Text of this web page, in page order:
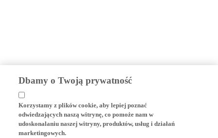
Dbamy o Twoją prywatność
Korzystamy z plików cookie, aby lepiej poznać
odwiedzających naszą witrynę, co pomoże nam w
udoskonalaniu naszej witryny, produktów, usług i działań
marketingowych.